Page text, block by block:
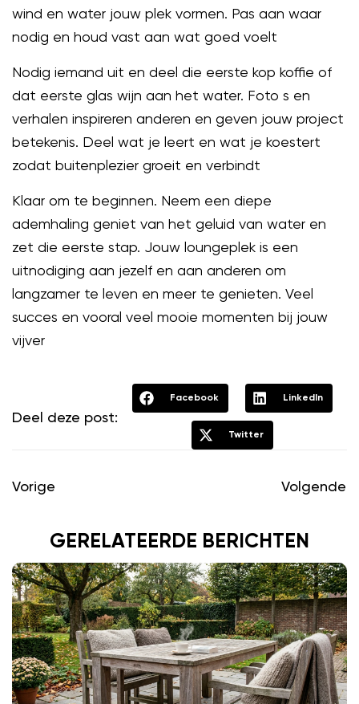
wind en water jouw plek vormen. Pas aan waar
nodig en houd vast aan wat goed voelt
Nodig iemand uit en deel die eerste kop koffie of
dat eerste glas wijn aan het water. Foto s en
verhalen inspireren anderen en geven jouw project
betekenis. Deel wat je leert en wat je koestert
zodat buitenplezier groeit en verbindt
Klaar om te beginnen. Neem een diepe
ademhaling geniet van het geluid van water en
zet die eerste stap. Jouw loungeplek is een
uitnodiging aan jezelf en aan anderen om
langzamer te leven en meer te genieten. Veel
succes en vooral veel mooie momenten bij jouw
vijver
Deel deze post:
Facebook LinkedIn
Twitter
Vorige Volgende
GERELATEERDE BERICHTEN